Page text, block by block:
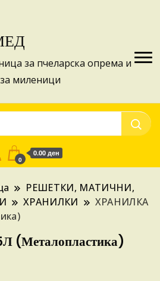
за пчеларска опрема и
миленици
0
0.00 ден
РЕШЕТКИ, МАТИЧНИ,
ХРАНИЛКИ
ХРАНИЛКА
(Металопластика)